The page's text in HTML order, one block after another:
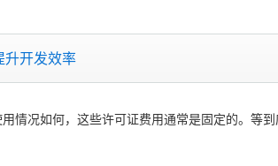
升开发效率
情况如何，这些许可证费用通常是固定的。等